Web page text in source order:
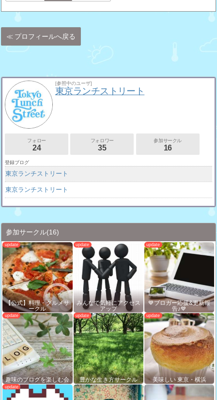
プロフィールへ戻る
[参照中のユーザ]
東京ランチストリート
フォロー
24
フォロワー
35
参加サークル
16
登録ブログ
東京ランチストリート
東京ランチストリート
参加サークル(16)
【公式】料理・グルメサ
ークル
みんなで気軽にアクセス
アップ
💙ブロガー応援&更新報
告♪💙
趣味のブログを楽しむ会 豊かな生き方サークル 美味しい 東京・横浜